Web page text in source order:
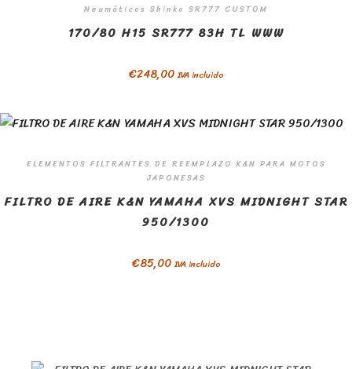
Neumáticos Shinko SR777 CUSTOM
170/80 H15 SR777 83H TL WWW
€248,00 IVA incluido
ELEMENTOS FILTRANTES DE REEMPLAZO K&N PARA MOTOS
JAPONESAS
FILTRO DE AIRE K&N YAMAHA XVS MIDNIGHT STAR
950/1300
€85,00 IVA incluido